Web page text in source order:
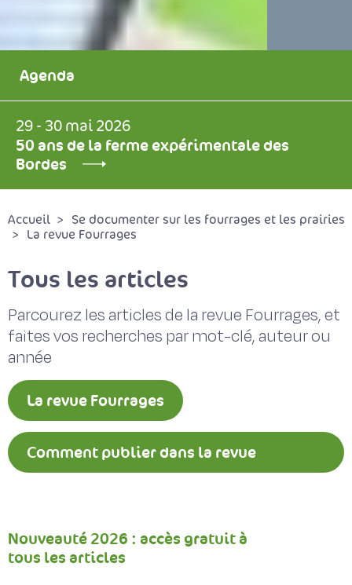
Agenda
29 - 30 mai 2026
50 ans de la ferme expérimentale des
Bordes
Accueil
Se documenter sur les fourrages et les prairies
La revue Fourrages
Tous les articles
Parcourez les articles de la revue Fourrages, et
faites vos recherches par mot-clé, auteur ou
année
La revue Fourrages
Comment publier dans la revue
Nouveauté 2026 : accès gratuit à
tous les articles